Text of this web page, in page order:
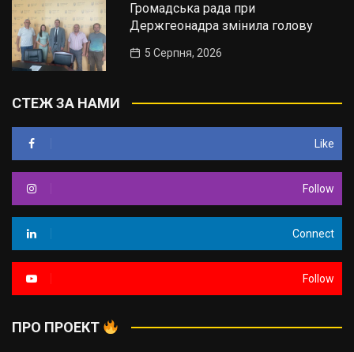
Громадська рада при
Держгеонадра змінила голову
5 Серпня, 2026
СТЕЖ ЗА НАМИ
Like
Follow
Connect
Follow
ПРО ПРОЕКТ